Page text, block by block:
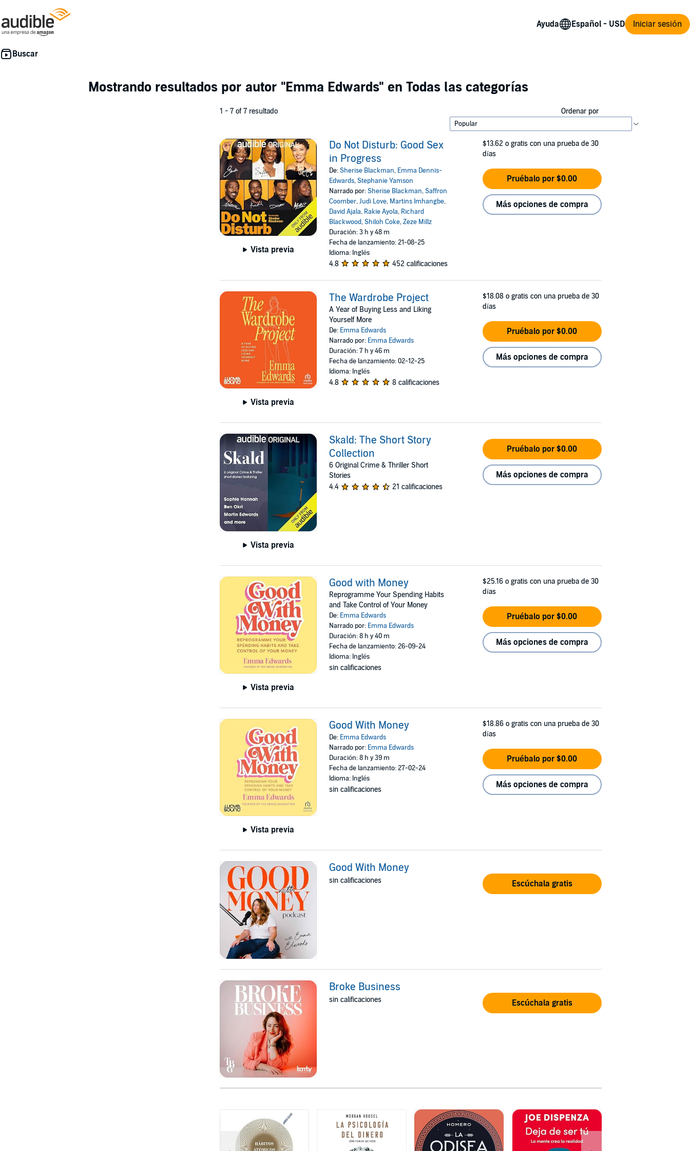
Ayuda Iniciar sesión
Mostrando resultados por autor "Emma Edwards" en Todas las categorías
1 - 7 of 7 resultado Ordenar por
Vista previa
Do Not Disturb: Good Sex
in Progress
De:Sherise Blackman, Emma Dennis-
Edwards,Stephanie Yamson
Narrado por:Sherise Blackman,Saffron
Coomber,Judi Love, Martins Imhangbe,
David Ajala, Rakie Ayola, Richard
Blackwood,Shiloh Coke,Zeze Millz
Duración: 3 h y 48 m
Fecha de lanzamiento: 21-08-25
Idioma: Inglés
4.8 452 calificaciones
$13.62 o gratis con una prueba de 30
días
Pruébalo por $0.00
Más opciones de compra
Vista previa
The Wardrobe Project
A Year of Buying Less and Liking
Yourself More
De: Emma Edwards
Narrado por: Emma Edwards
Duración: 7 h y 46 m
Fecha de lanzamiento: 02-12-25
Idioma: Inglés
4.8 8 calificaciones
$18.08 o gratis con una prueba de 30
días
Pruébalo por $0.00
Más opciones de compra
Vista previa
Skald: The Short Story
Collection
6 Original Crime & Thriller Short
Stories
4.4
21 calificaciones
Pruébalo por $0.00
Más opciones de compra
Vista previa
Good with Money
Reprogramme Your Spending Habits
and Take Control of Your Money
De: Emma Edwards
Narrado por: Emma Edwards
Duración: 8 h y 40 m
Fecha de lanzamiento: 26-09-24
Idioma: Inglés
sin calificaciones
$25.16 o gratis con una prueba de 30
días
Pruébalo por $0.00
Más opciones de compra
Vista previa
Good With Money
De: Emma Edwards
Narrado por: Emma Edwards
Duración: 8 h y 39 m
Fecha de lanzamiento: 27-02-24
Idioma: Inglés
sin calificaciones
$18.86 o gratis con una prueba de 30
días
Pruébalo por $0.00
Más opciones de compra
Good With Money
sin calificaciones Escúchala gratis
Broke Business
sin calificaciones Escúchala gratis